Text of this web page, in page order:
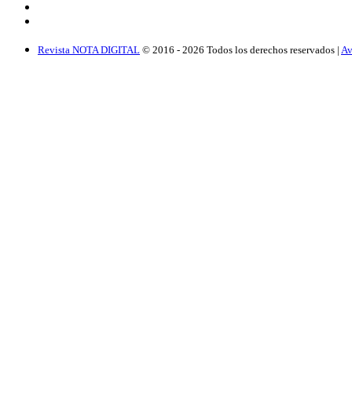
Revista NOTA DIGITAL © 2016 - 2026 Todos los derechos reservados |